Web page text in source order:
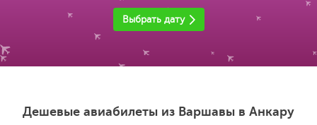
Выбрать дату
Дешевые авиабилеты из Варшавы в Анкару